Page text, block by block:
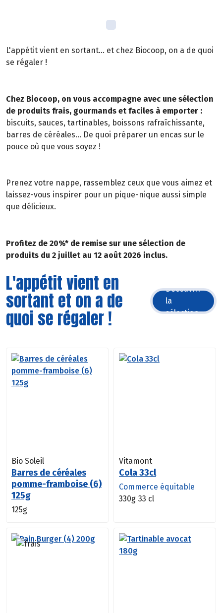
L'appétit vient en sortant... et chez Biocoop, on a de quoi
se régaler !
Chez Biocoop, on vous accompagne avec une sélection
de produits frais, gourmands et faciles à emporter :
biscuits, sauces, tartinables, boissons rafraîchissante,
barres de céréales... De quoi préparer un encas sur le
pouce où que vous soyez !
Prenez votre nappe, rassemblez ceux que vous aimez et
laissez-vous inspirer pour un pique-nique aussi simple
que délicieux.
Profitez de 20%* de remise sur une sélection de
produits du 2 juillet au 12 août 2026 inclus.
L'appétit vient en
sortant et on a de
quoi se régaler !
Découvrir
la
sélection
Bio Soleil
Barres de céréales
pomme-framboise (6)
125g
125g
Vitamont
Cola 33cl
Commerce équitable
330g 33 cl